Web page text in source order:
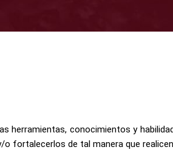
herramientas, conocimientos y
de tal manera que